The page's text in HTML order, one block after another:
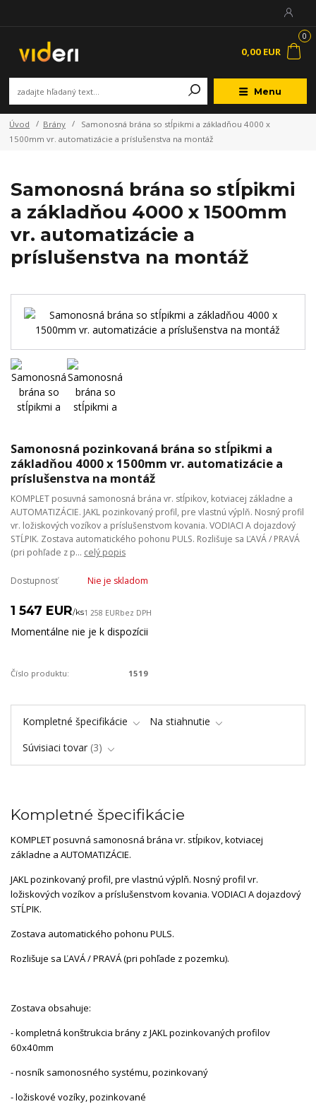
Menu
0
0,00 EUR
Úvod Brány
Samonosná brána so stĺpikmi a základňou 4000 x
1500mm vr. automatizácie a príslušenstva na montáž
Samonosná brána so stĺpikmi
a základňou 4000 x 1500mm
vr. automatizácie a
príslušenstva na montáž
Samonosná pozinkovaná brána so stĺpikmi a
základňou 4000 x 1500mm vr. automatizácie a
príslušenstva na montáž
KOMPLET posuvná samonosná brána vr. stĺpikov, kotviacej základne a
AUTOMATIZÁCIE. JAKL pozinkovaný profil, pre vlastnú výplň. Nosný profil
vr. ložiskových vozíkov a príslušenstvom kovania. VODIACI A dojazdový
STĹPIK. Zostava automatického pohonu PULS. Rozlišuje sa ĽAVÁ / PRAVÁ
(pri pohľade z p... celý popis
Dostupnosť Nie je skladom
1 547 EUR/ks1 258 EURbez DPH
Momentálne nie je k dispozícii
Číslo produktu: 1519
Kompletné špecifikácie
Na stiahnutie
Súvisiaci tovar 3
Kompletné špecifikácie
KOMPLET posuvná samonosná brána vr. stĺpikov, kotviacej
základne a AUTOMATIZÁCIE.
JAKL pozinkovaný profil, pre vlastnú výplň. Nosný profil vr.
ložiskových vozíkov a príslušenstvom kovania. VODIACI A dojazdový
STĹPIK.
Zostava automatického pohonu PULS.
Rozlišuje sa ĽAVÁ / PRAVÁ (pri pohľade z pozemku).
Zostava obsahuje:
- kompletná konštrukcia brány z JAKL pozinkovaných profilov
60x40mm
- nosník samonosného systému, pozinkovaný
- ložiskové vozíky, pozinkované